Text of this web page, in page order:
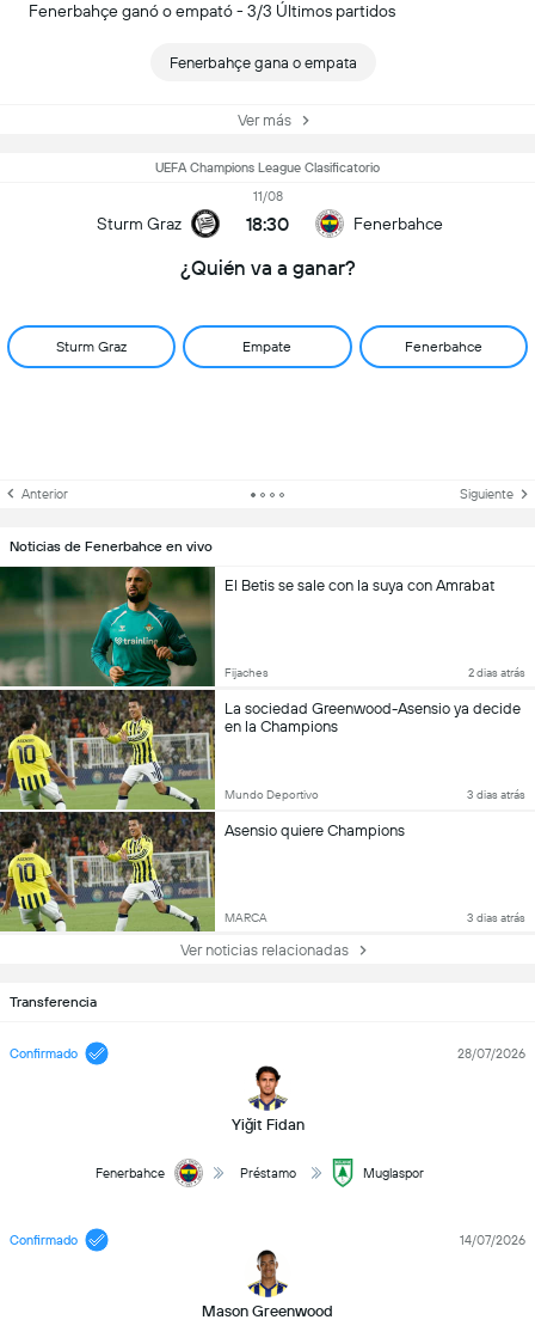
Fenerbahçe ganó o empató - 3/3 Últimos partidos
Fenerbahçe gana o empata
Ver más
UEFA Champions League Clasificatorio
Sturm Graz
11/08
18:30 Fenerbahce
¿Quién va a ganar?
Sturm Graz Empate Fenerbahce
Anterior Siguiente
Noticias de Fenerbahce en vivo
El Betis se sale con la suya con Amrabat
Fijaches 2 dias atrás
La sociedad Greenwood-Asensio ya decide
en la Champions
Mundo Deportivo 3 dias atrás
Asensio quiere Champions
MARCA 3 dias atrás
Ver noticias relacionadas
Transferencia
Confirmado
Yiğit Fidan
28/07/2026
Fenerbahce Préstamo Muglaspor
Confirmado
Mason Greenwood
14/07/2026